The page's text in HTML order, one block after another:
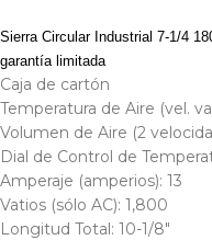
Sierra Circular Industrial 7-1/4
garantía limitada
Caja de cartón
Temperatura de Aire (vel.
Volumen de Aire (2
Dial de Control de
Amperaje (amperios): 13
Vatios (sólo AC): 1,800
Longitud Total: 10-1/8″